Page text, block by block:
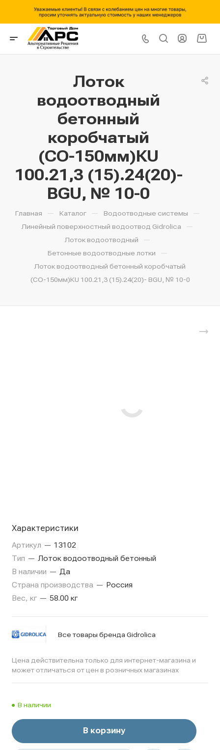
Лоток
водоотводный
бетонный
коробчатый
(СО-150мм)КU
100.21,3 (15).24(20)-
BGU, № 10-0
Главная — Каталог — Водоотводные системы —
Линейный поверхностный водоотвод Gidrolica —
Лоток водоотводный —
Бетонные водоотводные лотки —
Лоток водоотводный бетонный коробчатый
(СО-150мм)КU 100.21,3 (15).24(20)- BGU, № 10-0
Характеристики
Артикул — 13102
Тип — Лоток водоотводный бетонный
В наличии — Да
Страна производства — Россия
Вес, кг — 58.00 кг
Все товары бренда Gidrolica
Цена действительна только для интернет-магазина и
может отличаться от цен в розничных магазинах
В наличии
В корзину